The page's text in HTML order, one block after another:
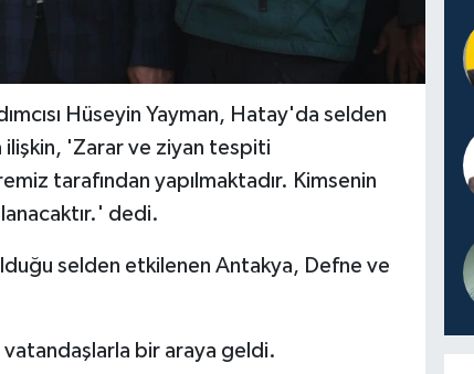
Hüseyin Yayman, Hatay'da selden
ilişkin, 'Zarar ve ziyan tespiti
tarafından yapılmaktadır. Kimsenin
dedi.
selden etkilenen Antakya, Defne ve
vatandaşlarla bir araya geldi.